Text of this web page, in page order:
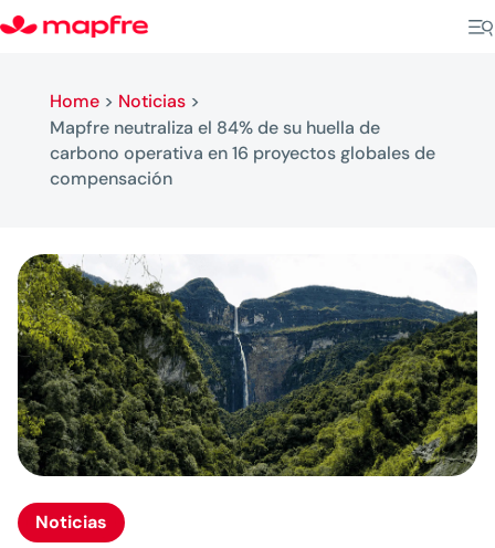
Home> Noticias>
Mapfre neutraliza el 84% de su huella de
carbono operativa en 16 proyectos globales de
compensación
Noticias